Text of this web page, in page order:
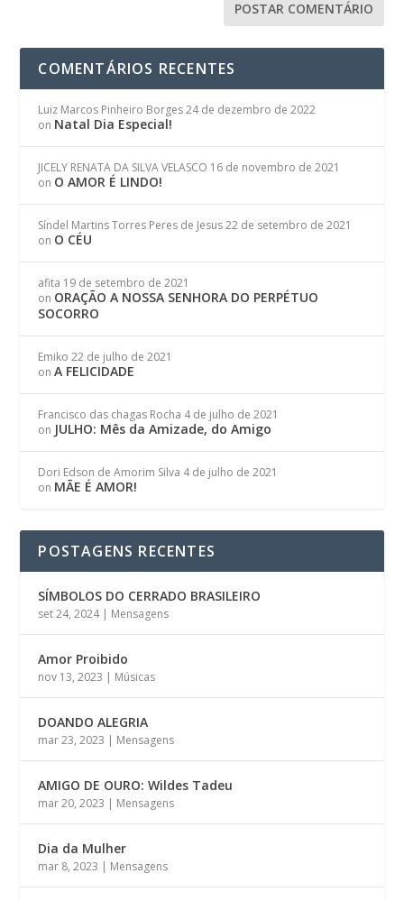
COMENTÁRIOS RECENTES
Luiz Marcos Pinheiro Borges 24 de dezembro de 2022
on Natal Dia Especial!
JICELY RENATA DA SILVA VELASCO 16 de novembro de 2021
on O AMOR É LINDO!
Síndel Martins Torres Peres de Jesus 22 de setembro de 2021
on O CÉU
afita 19 de setembro de 2021
on ORAÇÃO A NOSSA SENHORA DO PERPÉTUO
SOCORRO
Emiko 22 de julho de 2021
onA FELICIDADE
Francisco das chagas Rocha 4 de julho de 2021
on JULHO: Mês da Amizade, do Amigo
Dori Edson de Amorim Silva 4 de julho de 2021
on MÃE É AMOR!
POSTAGENS RECENTES
SÍMBOLOS DO CERRADO BRASILEIRO
set 24, 2024| Mensagens
Amor Proibido
nov 13, 2023 | Músicas
DOANDO ALEGRIA
mar 23, 2023 | Mensagens
AMIGO DE OURO: Wildes Tadeu
mar 20, 2023 | Mensagens
Dia da Mulher
mar 8, 2023 | Mensagens